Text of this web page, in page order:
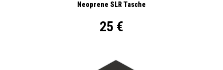
Neoprene SLR Tasche
25 €